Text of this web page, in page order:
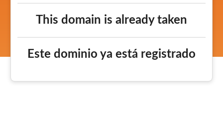
This domain is already taken
Este dominio ya está registrado